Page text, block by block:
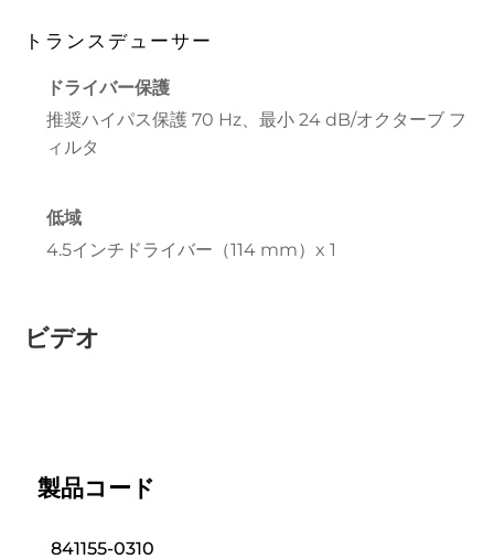
トランスデューサー
ドライバー保護
推奨ハイパス保護 70 Hz、最小 24 dB/オクターブ フ
ィルタ
低域
4.5インチドライバー（114 mm）x 1
ビデオ
製品コード
841155-0310